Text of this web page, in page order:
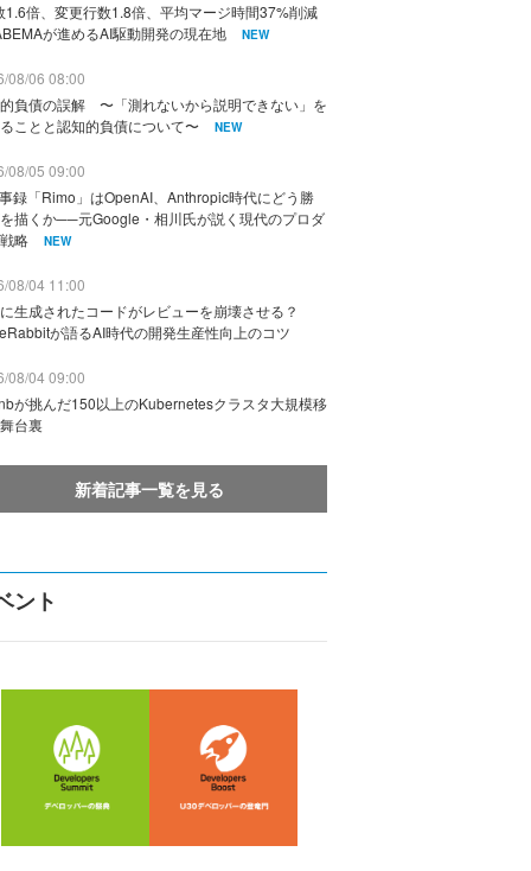
1.6倍、変更行数1.8倍、平均マージ時間37%削減
が進めるAI駆動開発の現在地
NEW
08/06 08:00
負債の誤解 〜「測れないから説明できない」を
ことと認知的負債について〜
NEW
08/05 09:00
録「Rimo」はOpenAI、Anthropic時代にどう勝
描くか──元Google・相川氏が説く現代のプロダ
略
NEW
08/04 11:00
生成されたコードがレビューを崩壊させる？
が語るAI時代の開発生産性向上のコツ
08/04 09:00
が挑んだ150以上のKubernetesクラスタ大規模移
台裏
新着記事一覧を見る
ント